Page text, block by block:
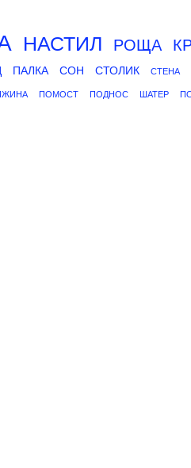
НАСТИЛ РОЩА
ПАЛКА СОН СТОЛИК СТЕНА
ПОМОСТ ПОДНОС ШАТЕР